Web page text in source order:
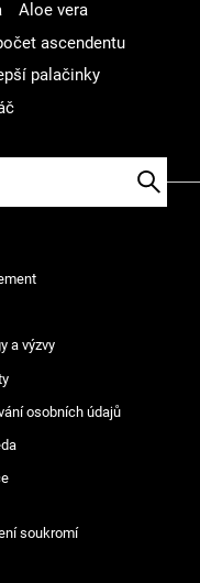
Aloe vera
ascendentu
palačinky
a výzvy
osobních údajů
soukromí